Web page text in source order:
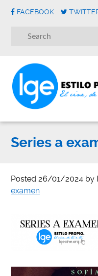
FACEBOOK
Series a
Posted26/01/2024 by
examen